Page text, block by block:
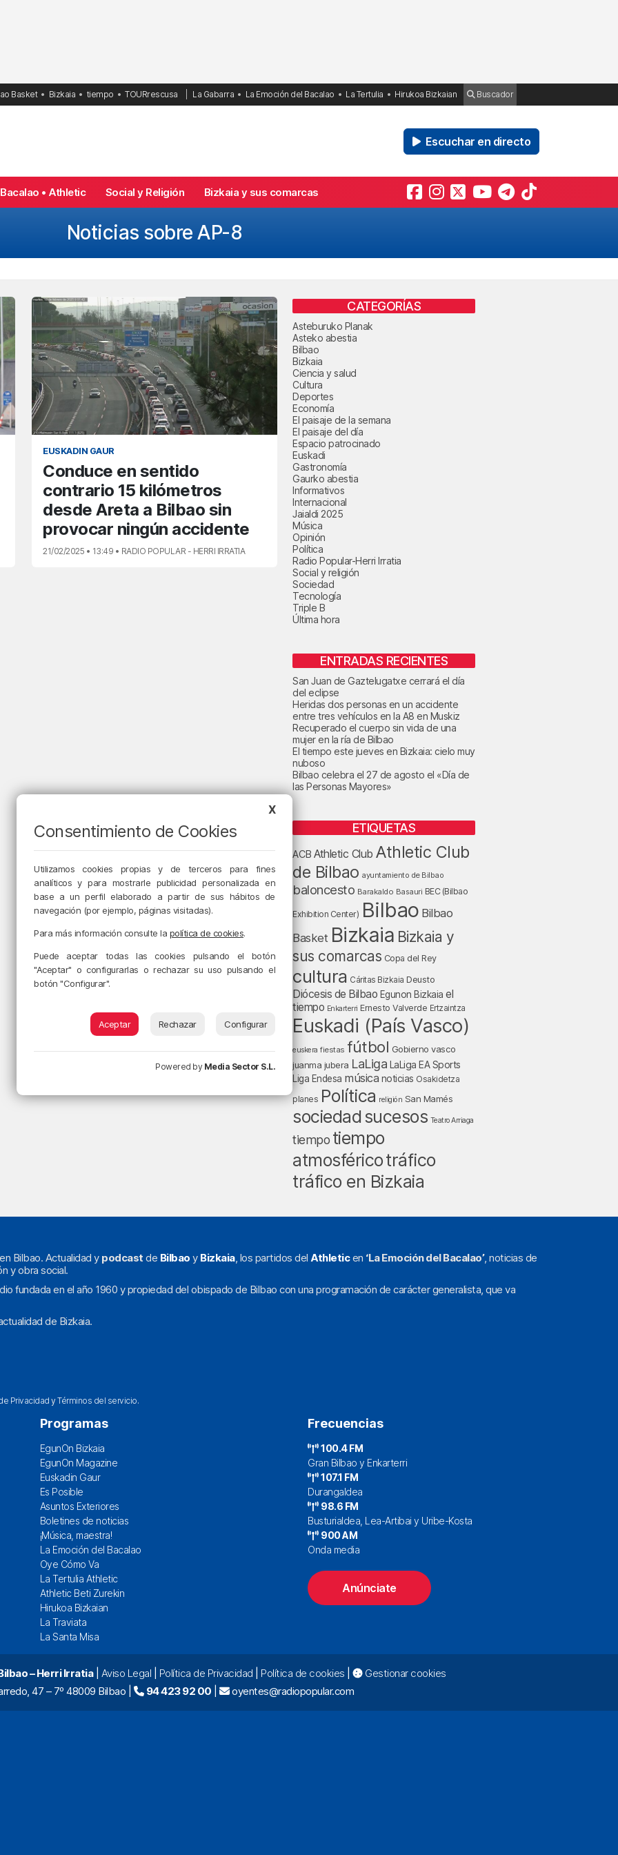
Basket Bizkaia tiempo TOURrescusa La Gabarra La Emoción del Bacalao La Tertulia Hirukoa Bizkaian Buscador
Escuchar en directo
Bacalao • Athletic Social y Religión Bizkaia y sus comarcas
Noticias sobre AP-8
EUSKADIN GAUR
Conduce en sentido
contrario 15 kilómetros
desde Areta a Bilbao sin
provocar ningún accidente
21/02/2025 • 13:49 • RADIO POPULAR - HERRI IRRATIA
CATEGORÍAS
Asteburuko Planak
Asteko abestia
Bilbao
Bizkaia
Ciencia y salud
Cultura
Deportes
Economía
El paisaje de la semana
El paisaje del día
Espacio patrocinado
Euskadi
Gastronomía
Gaurko abestia
Informativos
Internacional
Jaialdi 2025
Música
Opinión
Política
Radio Popular-Herri Irratia
Social y religión
Sociedad
Tecnología
Triple B
Última hora
ENTRADAS RECIENTES
San Juan de Gaztelugatxe cerrará el día
del eclipse
Heridas dos personas en un accidente
entre tres vehículos en la A8 en Muskiz
Recuperado el cuerpo sin vida de una
mujer en la ría de Bilbao
El tiempo este jueves en Bizkaia: cielo muy
nuboso
Bilbao celebra el 27 de agosto el «Día de
las Personas Mayores»
ETIQUETAS
ACB Athletic Club Athletic Club
de Bilbao ayuntamiento de Bilbao
baloncesto Barakaldo Basauri BEC (Bilbao
Exhibition Center) Bilbao Bilbao
Basket Bizkaia Bizkaia y
sus comarcas Copa del Rey
cultura Cáritas Bizkaia Deusto
Diócesis de Bilbao Egunon Bizkaia el
tiempo Enkarterri Ernesto Valverde Ertzaintza
Euskadi (País Vasco)
euskera fiestas fútbol Gobierno vasco
juanma jubera LaLiga LaLiga EA Sports
Liga Endesa música noticias Osakidetza
planes Política religión San Mamés
sociedad sucesos Teatro Arriaga
tiempo tiempo
atmosféricotráfico
tráfico en Bizkaia
Bilbao. Actualidad y podcast de Bilbao y Bizkaia, los partidos del Athleticen ‘La Emoción del Bacalao’, noticias de
y obra social.
fundada en el año 1960 y propiedad del obispado de Bilbao con una programación de carácter generalista, que va
de Bizkaia.
PrivacidadyTérminos del servicio.
Programas
EgunOn Bizkaia
EgunOn Magazine
Euskadin Gaur
Es Posible
Asuntos Exteriores
Boletines de noticias
¡Música, maestra!
La Emoción del Bacalao
Oye Cómo Va
La Tertulia Athletic
Athletic Beti Zurekin
Hirukoa Bizkaian
La Traviata
La Santa Misa
Frecuencias
100.4 FM
Gran Bilbao y Enkarterri
107.1 FM
Durangaldea
98.6 FM
Busturialdea, Lea-Artibai y Uribe-Kosta
900 AM
Onda media
Anúnciate
– Herri Irratia| Aviso Legal Política de Privacidad Política de cookies
Gestionar cookies
47 – 7º 48009 Bilbao |
94 423 92 00 | oyentes@radiopopular.com
X
Consentimiento de Cookies
Utilizamos cookies propias y de terceros para fines
analíticos y para mostrarle publicidad personalizada en
base a un perfil elaborado a partir de sus hábitos de
navegación (por ejemplo, páginas visitadas).
Para más información consulte la política de cookies.
Puede aceptar todas las cookies pulsando el botón
"Aceptar" o configurarlas o rechazar su uso pulsando el
botón "Configurar".
Aceptar Rechazar Configurar
Powered by Media Sector S.L.